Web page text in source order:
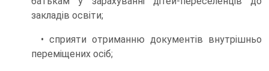
закладів освіти;
• сприяти отриманню документів внутрішньо
переміщених осіб;